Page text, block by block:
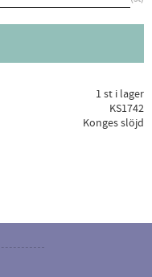
1 st i lager
KS1742
Konges slöjd